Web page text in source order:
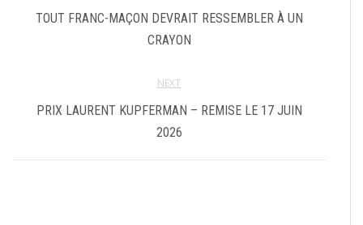
TOUT FRANC-MAÇON DEVRAIT RESSEMBLER À UN
CRAYON
NEXT
PRIX LAURENT KUPFERMAN – REMISE LE 17 JUIN
2026